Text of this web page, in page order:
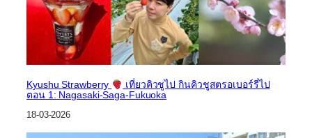
Kyushu Strawberry
เที่ยวคิวชูไป กินคิวชูสตรอเบอร์รี่ไป
ตอน 1: Nagasaki-Saga-Fukuoka
18-03-2026